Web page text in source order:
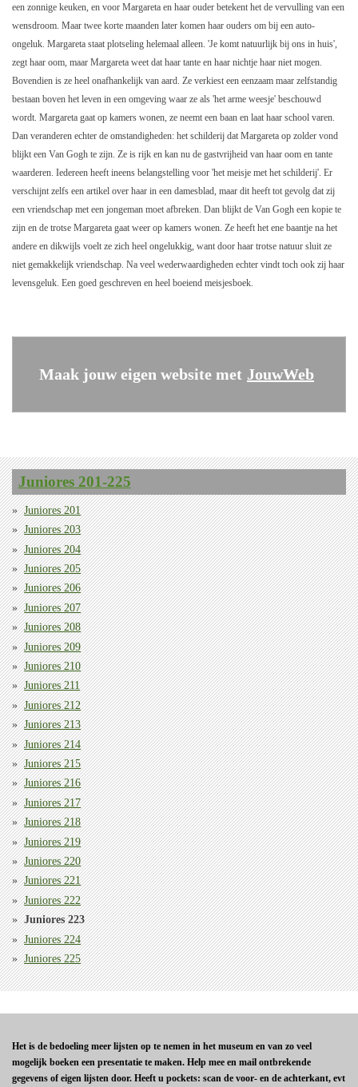
een zonnige keuken, en voor Margareta en haar ouder betekent het de vervulling van een
wensdroom. Maar twee korte maanden later komen haar ouders om bij een auto-
ongeluk. Margareta staat plotseling helemaal alleen. 'Je komt natuurlijk bij ons in huis',
zegt haar oom, maar Margareta weet dat haar tante en haar nichtje haar niet mogen.
Bovendien is ze heel onafhankelijk van aard. Ze verkiest een eenzaam maar zelfstandig
bestaan boven het leven in een omgeving waar ze als 'het arme weesje' beschouwd
wordt. Margareta gaat op kamers wonen, ze neemt een baan en laat haar school varen.
Dan veranderen echter de omstandigheden: het schilderij dat Margareta op zolder vond
blijkt een Van Gogh te zijn. Ze is rijk en kan nu de gastvrijheid van haar oom en tante
waarderen. Iedereen heeft ineens belangstelling voor 'het meisje met het schilderij'. Er
verschijnt zelfs een artikel over haar in een damesblad, maar dit heeft tot gevolg dat zij
een vriendschap met een jongeman moet afbreken. Dan blijkt de Van Gogh een kopie te
zijn en de trotse Margareta gaat weer op kamers wonen. Ze heeft het ene baantje na het
andere en dikwijls voelt ze zich heel ongelukkig, want door haar trotse natuur sluit ze
niet gemakkelijk vriendschap. Na veel wederwaardigheden echter vindt toch ook zij haar
levensgeluk. Een goed geschreven en heel boeiend meisjesboek.
Maak jouw eigen website met JouwWeb
Juniores 201-225
Juniores 201
Juniores 203
Juniores 204
Juniores 205
Juniores 206
Juniores 207
Juniores 208
Juniores 209
Juniores 210
Juniores 211
Juniores 212
Juniores 213
Juniores 214
Juniores 215
Juniores 216
Juniores 217
Juniores 218
Juniores 219
Juniores 220
Juniores 221
Juniores 222
Juniores 223
Juniores 224
Juniores 225
Het is de bedoeling meer lijsten op te nemen in het museum en van zo veel
mogelijk boeken een presentatie te maken. Help mee en mail ontbrekende
gegevens of eigen lijsten door. Heeft u pockets: scan de voor- en de achterkant, evt